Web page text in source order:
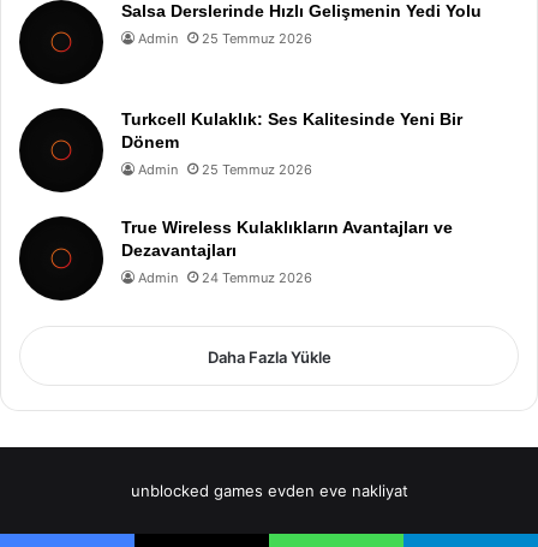
Salsa Derslerinde Hızlı Gelişmenin Yedi Yolu
Admin 25 Temmuz 2026
Turkcell Kulaklık: Ses Kalitesinde Yeni Bir
Dönem
Admin 25 Temmuz 2026
True Wireless Kulaklıkların Avantajları ve
Dezavantajları
Admin 24 Temmuz 2026
Daha Fazla Yükle
unblocked games evden eve nakliyat